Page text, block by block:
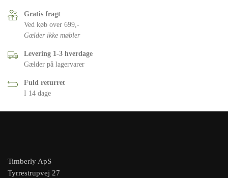
Gratis fragt
Ved køb over 699,-
Gælder ikke møbler
Levering 1-3 hverdage
Gælder på lagervarer
Fuld returret
I 14 dage
Timberly ApS
Tyrrestrupvej 27